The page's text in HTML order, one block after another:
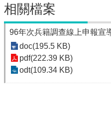
相關檔案
96年次兵籍調查線上申報宣
doc(195.5 KB)
pdf(222.39 KB)
odt(109.34 KB)